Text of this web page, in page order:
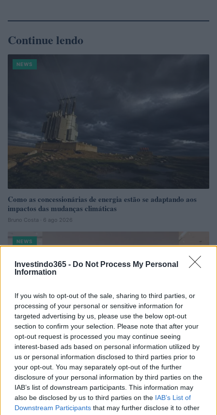
Investindo365 - Do Not Process My Personal
Information
If you wish to opt-out of the sale, sharing to third parties, or
processing of your personal or sensitive information for
targeted advertising by us, please use the below opt-out
section to confirm your selection. Please note that after your
opt-out request is processed you may continue seeing
interest-based ads based on personal information utilized by
us or personal information disclosed to third parties prior to
your opt-out. You may separately opt-out of the further
disclosure of your personal information by third parties on the
IAB’s list of downstream participants. This information may
also be disclosed by us to third parties on the IAB’s List of
Downstream Participants that may further disclose it to other
Continue lendo
NEWS
Como as concessionárias de energia estão se adaptando aos
impactos das mudanças climáticas
Bruno Costa · 6 ago 2026
NEWS
Confira os números sorteados no concurso 3754 da Lotofácil
em São Paulo
Beatriz Almeida · 6 ago 2026